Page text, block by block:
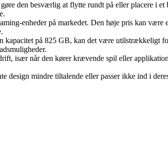
den besværlig at flytte rundt på eller placere i
enheder på markedet. Den høje pris kan
på 825 GB, kan det være utilstrækkeligt
især når den kører krævende spil eller
design mindre tiltalende eller passer ikke ind i